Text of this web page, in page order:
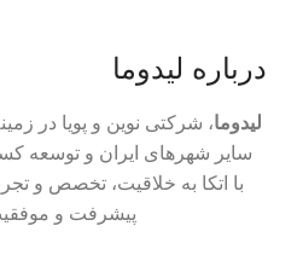
درباره لیدوما
لیدوما، شرکتی نوین و پویا در
سایر شهرهای ایران و توسعه
با اتکا به خلاقیت، تخصص و
پیشرفت و